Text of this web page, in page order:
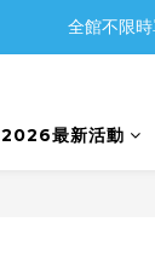
全館不限
2026最新活動